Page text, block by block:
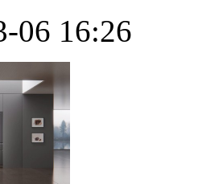
06 16:26